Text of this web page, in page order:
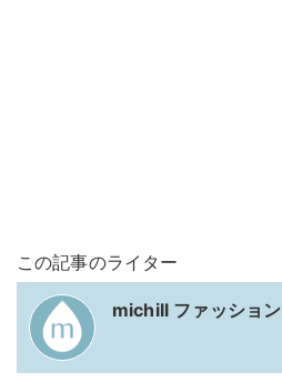
この記事のライター
michill ファッション